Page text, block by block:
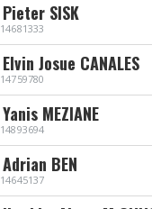
Pieter SISK
14681333
Elvin Josue CANALES
14759780
Yanis MEZIANE
14893694
Adrian BEN
14645137